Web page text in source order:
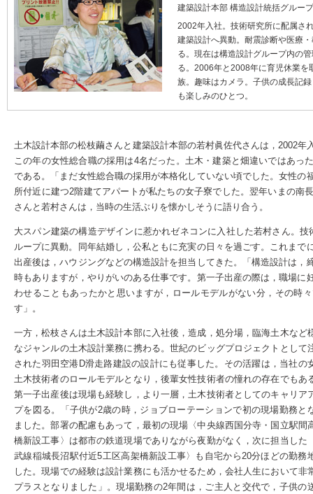
建築設計本部 構造設計統括グループ
2002年入社。技術研究所に配属さ
建築設計へ異動。耐震診断や医療
る。現在は構造設計グループ内の
る。2006年と2008年に育児休業を
族。趣味はカメラ。子供の成長記
も楽しみのひとつ。
土木設計本部の松枝繭さんと建築設計本部の若村眞佐代さんは，2002
この年の女性総合職の採用は4名だった。土木・建築と畑違いではあっ
である。「まだ女性総合職の採用が本格化していない頃でした。女性の
所付近に建つ2階建てアパートが私たちの女子寮でした。翌年いまの南
さんと若村さんは，当時の生活ぶりを懐かしそうに語り合う。
大スパン建築の構造デザインに惹かれゼネコンに入社した若村さん。
ループに異動。同年結婚し，公私ともに充実の日々を過ごす。これまで
出産後は，ハウジングなどの構造設計を担当してきた。「構造設計は，
時もありますが，やりがいのある仕事です。第一子出産の際は，職場に
わせることもあったかと思いますが，ロールモデルがない分，その時
す」。
一方，松枝さんは土木設計本部に入社後，造成，処分場，臨海土木など
なジャンルの土木設計業務に携わる。世紀のビッグプロジェクトとして
された羽田空港D滑走路建設の設計にも従事した。その活躍は，当社の
土木技術者のロールモデルとなり，後輩女性技術者の憧れの存在でもあ
第一子出産後は現場も経験し，より一層，土木技術者としてのキャリア
プを図る。「子供が2歳の時，ジョブローテーションで初の現場勤務と
ました。部署の配慮もあって，最初の現場〈中央線西国分寺・国立駅間
橋新設工事〉は都市の鉄道現場でありながら夜勤がなく，次に担当した
武線稲城長沼駅付近5工区高架橋新設工事〉も自宅から20分ほどの勤務
した。現場での経験は設計業務にも活かせるため，会社人生において非
プラスとなりました」。現場勤務の2年間は，ご主人と交代で，子供の